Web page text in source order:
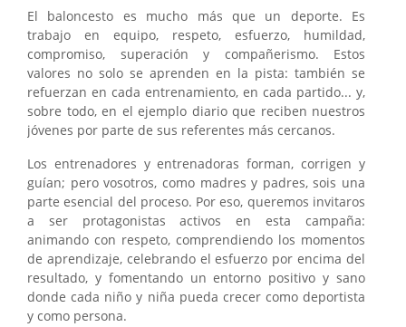
El baloncesto es mucho más que un deporte. Es
trabajo en equipo, respeto, esfuerzo, humildad,
compromiso, superación y compañerismo. Estos
valores no solo se aprenden en la pista: también se
refuerzan en cada entrenamiento, en cada partido... y,
sobre todo, en el ejemplo diario que reciben nuestros
jóvenes por parte de sus referentes más cercanos.
Los entrenadores y entrenadoras forman, corrigen y
guían; pero vosotros, como madres y padres, sois una
parte esencial del proceso. Por eso, queremos invitaros
a ser protagonistas activos en esta campaña:
animando con respeto, comprendiendo los momentos
de aprendizaje, celebrando el esfuerzo por encima del
resultado, y fomentando un entorno positivo y sano
donde cada niño y niña pueda crecer como deportista
y como persona.